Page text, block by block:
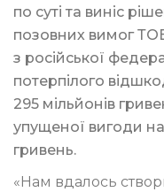
по суті та виніс
позовних вимог
з російської
потерпілого
295 мільйонів
упущеної вигоди
гривень.
«Нам вдалось